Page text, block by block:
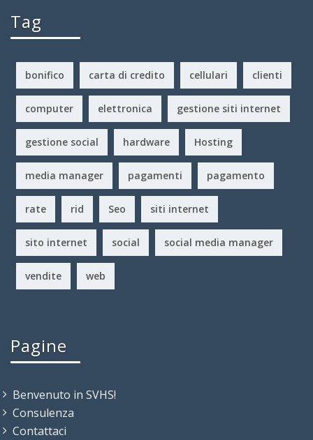
Tag
bonifico carta di credito cellulari clienti
computer elettronica gestione siti internet
gestione social hardware Hosting
media manager pagamenti pagamento
rate rid Seo siti internet
sito internet social social media manager
vendite web
Pagine
Benvenuto in SVHS!
Consulenza
Contattaci